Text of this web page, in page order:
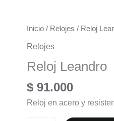
Inicio / Relojes / Reloj
Relojes
Reloj Leandro
$ 91.000
Reloj en acero y
Reloj